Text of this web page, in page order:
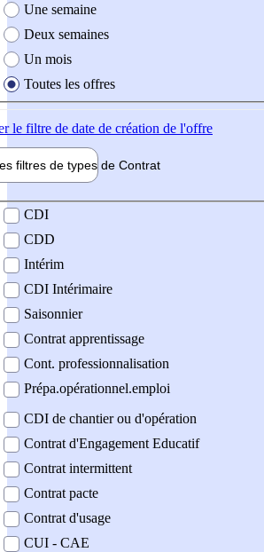
Une semaine
Deux semaines
Un mois
Toutes les offres
le filtre de date de création de l'offre
filtres de types de Contrat
contrat
CDI
CDD
Intérim
CDI Intérimaire
Saisonnier
Contrat apprentissage
Cont. professionnalisation
Prépa.opérationnel.emploi
CDI de chantier ou d'opération
Contrat d'Engagement Educatif
Contrat intermittent
Contrat pacte
Contrat d'usage
CUI - CAE